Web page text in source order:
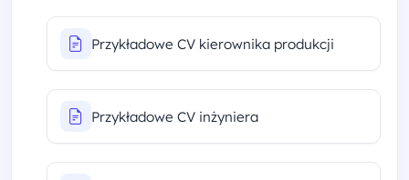
Przykładowe CV kierownika produkcji
Przykładowe CV inżyniera